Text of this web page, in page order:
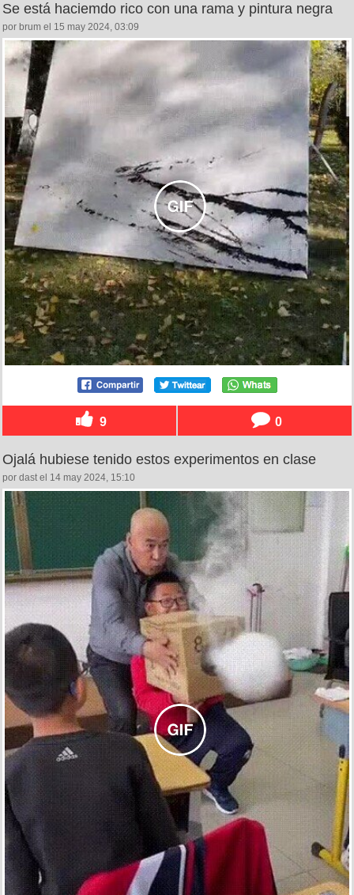
Se está haciemdo rico con una rama y pintura negra
por brum el 15 may 2024, 03:09
9 0
Ojalá hubiese tenido estos experimentos en clase
por dast el 14 may 2024, 15:10